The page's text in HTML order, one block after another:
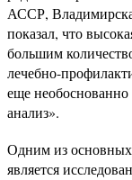
АССР,
показал, что
большим
лечебно-
еще
анализ».
Одним из основных
является